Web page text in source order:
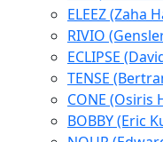
ELEEZ (Zaha
RIVIO
ECLIPSE
TENSE
CONE (Osiris
BOBBY (Eric